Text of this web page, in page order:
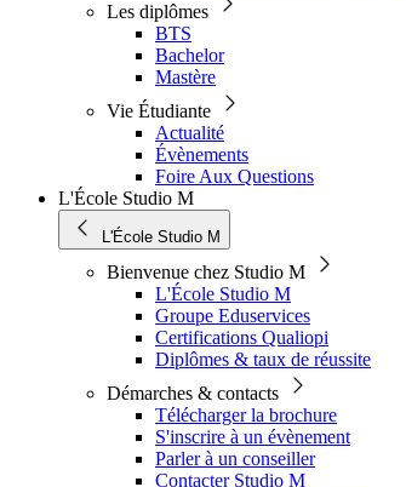
Les diplômes
BTS
Bachelor
Mastère
Vie Étudiante
Actualité
Évènements
Foire Aux Questions
L'École Studio M
L'École Studio M
Bienvenue chez Studio M
L'École Studio M
Groupe Eduservices
Certifications Qualiopi
Diplômes & taux de réussite
Démarches & contacts
Télécharger la brochure
S'inscrire à un évènement
Parler à un conseiller
Contacter Studio M